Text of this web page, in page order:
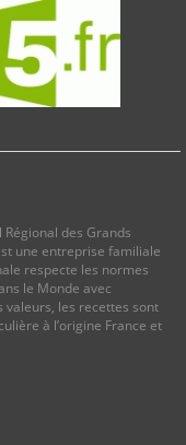
des Grands
une entreprise familiale
respecte les normes
le Monde avec
valeurs, les recettes sont
à l’origine France et